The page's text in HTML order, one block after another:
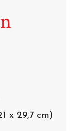
x 29,7 cm)